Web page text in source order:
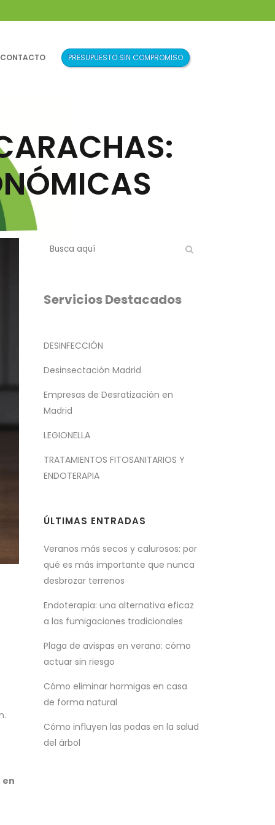
CONTACTO
en
Servicios Destacados
DESINFECCIÓN
Desinsectación Madrid
Empresas de Desratización en
Madrid
LEGIONELLA
TRATAMIENTOS FITOSANITARIOS Y
ENDOTERAPIA
ÚLTIMAS ENTRADAS
Veranos más secos y calurosos: por
qué es más importante que nunca
desbrozar terrenos
Endoterapia: una alternativa eficaz
a las fumigaciones tradicionales
Plaga de avispas en verano: cómo
actuar sin riesgo
Cómo eliminar hormigas en casa
de forma natural
Cómo influyen las podas en la salud
del árbol